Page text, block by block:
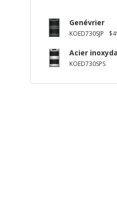
Genévrier
KOED730SJP
Acier
KOED730SPS